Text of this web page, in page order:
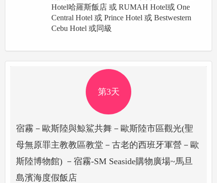
Hotel哈羅斯飯店 或 RUMAH Hotel或 One
Central Hotel 或 Prince Hotel 或 Bestwestern
Cebu Hotel 或同級
第3天
宿霧－歐斯陸與鯨鯊共舞－歐斯陸市區觀光(聖
母無原罪主教教區教堂－古老的西班牙軍營－歐
斯陸博物館) －宿霧-SM Seaside購物廣場~馬旦
島濱海度假飯店